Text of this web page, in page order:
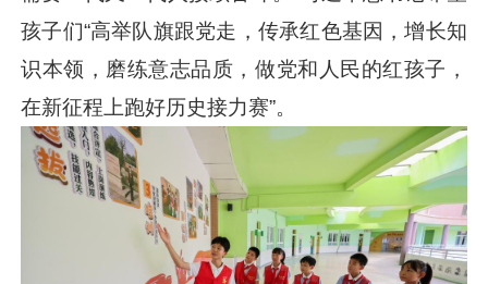
孩子们“高举队旗跟党走，传承红色基因，增长知
识本领，磨练意志品质，做党和人民的红孩子，
在新征程上跑好历史接力赛”。